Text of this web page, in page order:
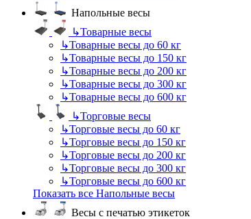
Напольные весы
↳Товарные весы
↳Товарные весы до 60 кг
↳Товарные весы до 150 кг
↳Товарные весы до 200 кг
↳Товарные весы до 300 кг
↳Товарные весы до 600 кг
↳Торговые весы
↳Торговые весы до 60 кг
↳Торговые весы до 150 кг
↳Торговые весы до 200 кг
↳Торговые весы до 300 кг
↳Торговые весы до 600 кг
Показать все Напольные весы
Весы с печатью этикеток